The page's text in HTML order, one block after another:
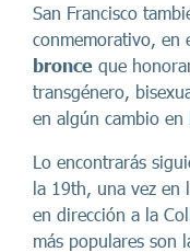
San Francisco
conmemorativo, en
bronce que
transgénero,
en algún cambio en
Lo encontrarás
la 19th, una vez en
en dirección a la
más populares son